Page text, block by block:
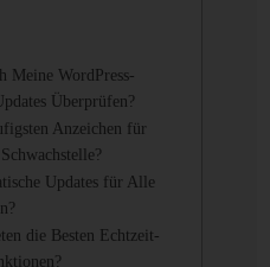
Meine WordPress-
Überprüfen?
Anzeichen für
Updates für Alle
die Besten Echtzeit-